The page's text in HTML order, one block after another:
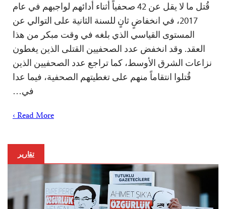
قُتل ما لا يقل عن 42 صحفياً أثناء أدائهم لواجبهم في عام
2017، في انخفاضٍ ثانٍ للسنة الثانية على التوالي عن
المستوى القياسي الذي بلغه في وقت مبكر من هذا
العقد. وقد انخفض عدد الصحفيين القتلى الذين يغطون
نزاعات الشرق الأوسط، كما تراجع عدد الصحفيين الذين
قُتلوا انتقاماً منهم على تغطيتهم الصحفية، فيما عدا
في…
Read More ›
تقارير